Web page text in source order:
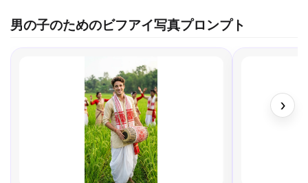
男の子のためのビフアイ写真プロンプト
›